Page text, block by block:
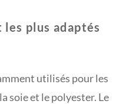
plus adaptés
utilisés pour les
soie et le polyester. Le